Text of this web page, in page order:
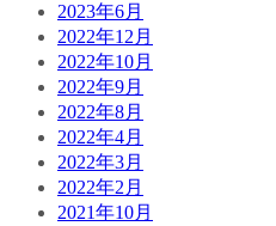
2023年6月
2022年12月
2022年10月
2022年9月
2022年8月
2022年4月
2022年3月
2022年2月
2021年10月